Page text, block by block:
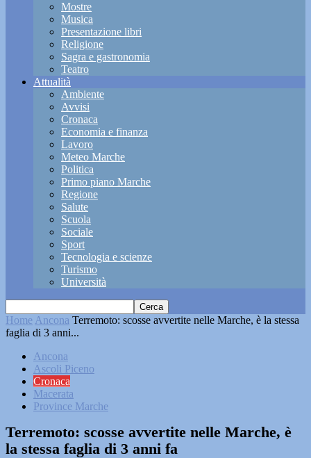
Mostre
Musica
Presentazione libri
Religione
Sagra e gastronomia
Teatro
Attualità
Ambiente
Avvisi
Cronaca
Economia e finanza
Lavoro
Meteo Marche
Politica
Primo piano Marche
Regione
Salute
Scuola
Sociale
Sport
Tecnologia e scienze
Turismo
Università
Home Ancona Terremoto: scosse avvertite nelle Marche, è la stessa
faglia di 3 anni...
Ancona
Ascoli Piceno
Cronaca
Macerata
Province Marche
Terremoto: scosse avvertite nelle Marche, è
la stessa faglia di 3 anni fa